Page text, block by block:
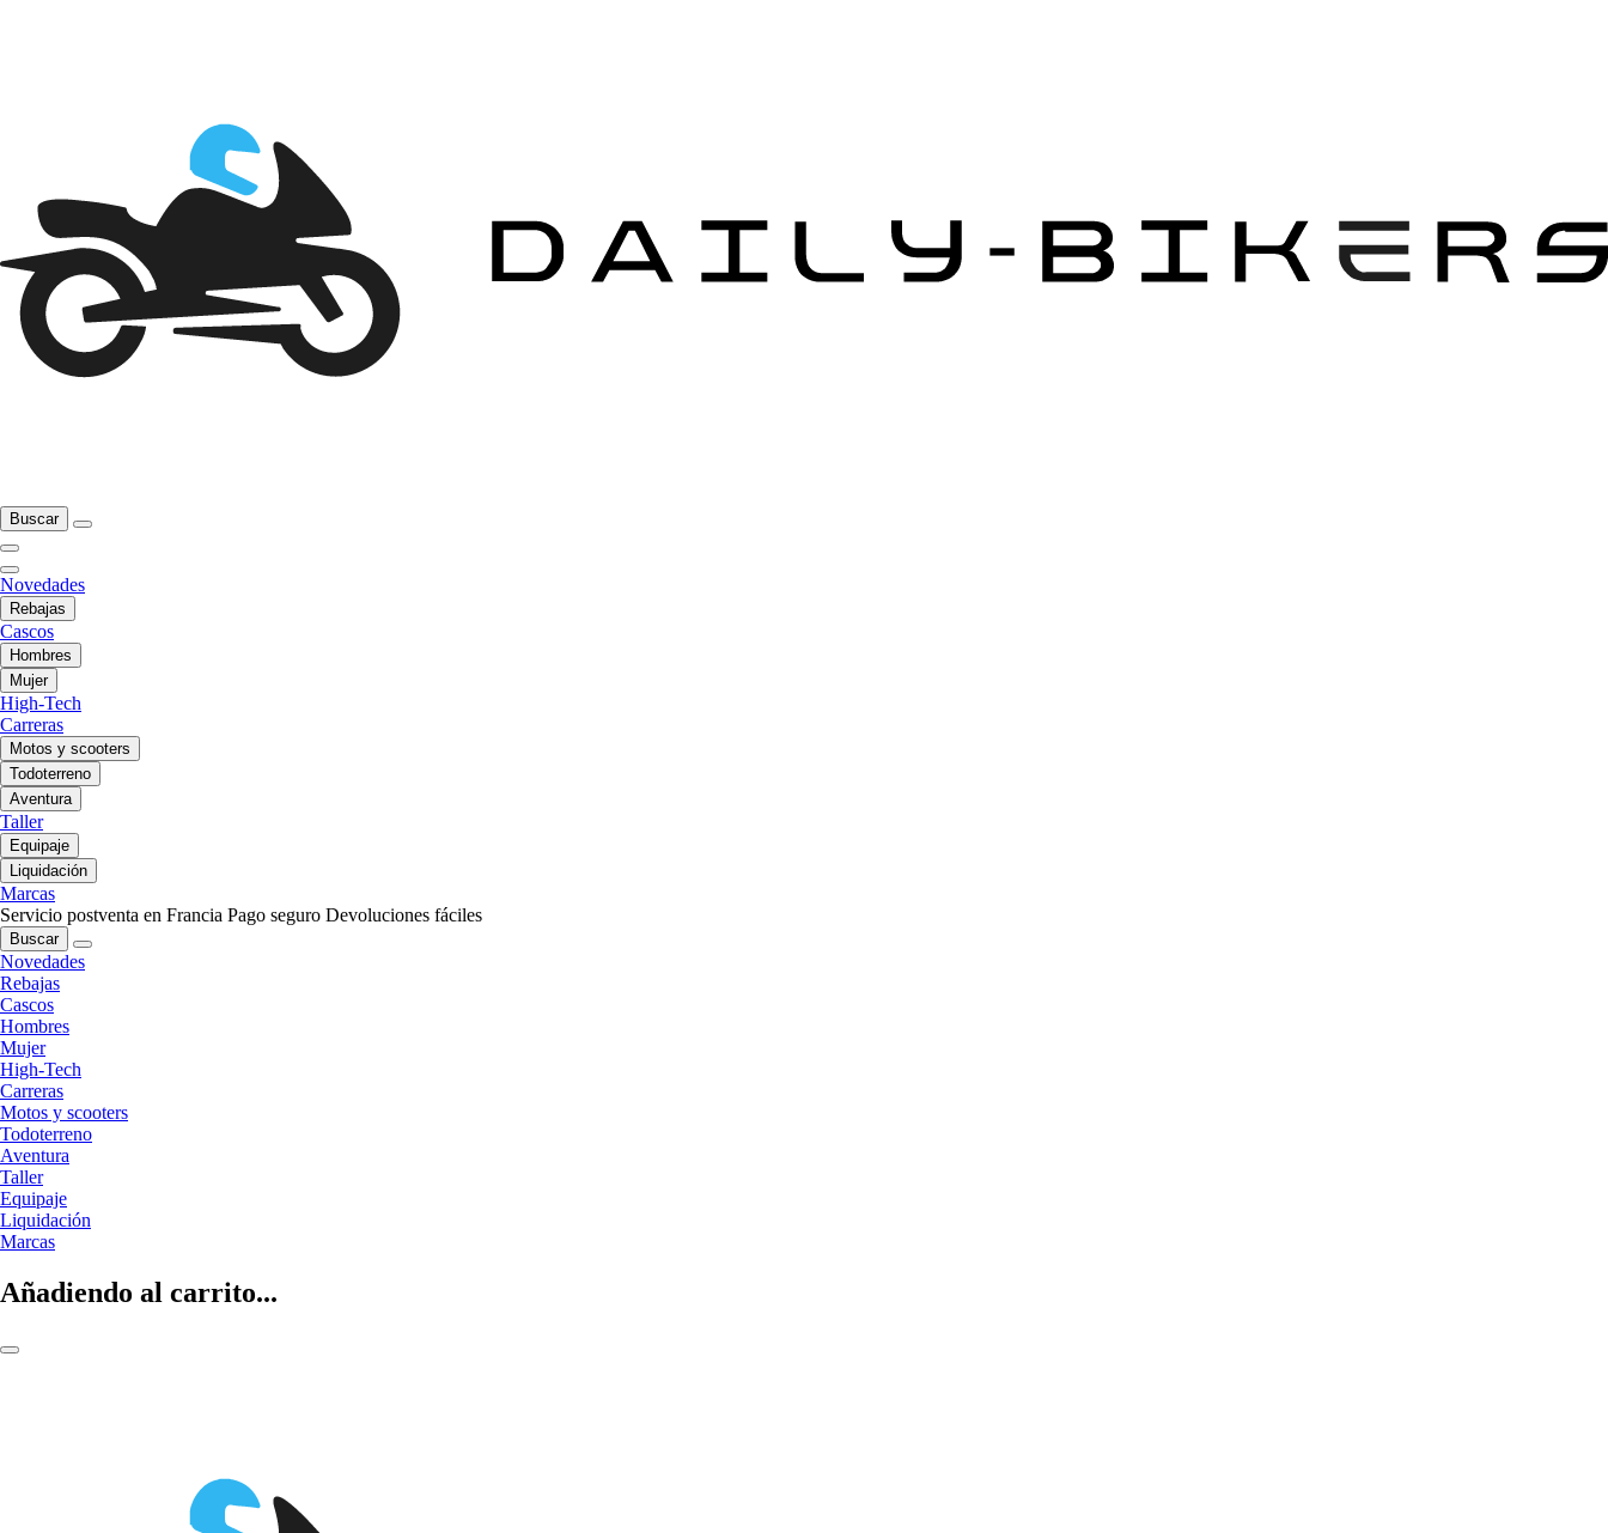
Buscar
Novedades
Rebajas
Cascos
Hombres
Mujer
High-Tech
Carreras
Motos y scooters
Todoterreno
Aventura
Taller
Equipaje
Liquidación
Marcas
Servicio postventa en Francia Pago seguro Devoluciones fáciles
Buscar
Novedades
Rebajas
Cascos
Hombres
Mujer
High-Tech
Carreras
Motos y scooters
Todoterreno
Aventura
Taller
Equipaje
Liquidación
Marcas
Añadiendo al carrito...